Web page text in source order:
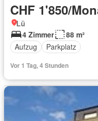
CHF 1'850/
Lü
4 Zimmer
88 m²
Aufzug
Parkplatz
Vor 1 Tag, 4 Stunden